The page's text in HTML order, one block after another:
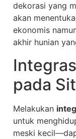
dekorasi yang
akan
ekonomis
akhir hunian
pada
Melakukan
untuk
meski